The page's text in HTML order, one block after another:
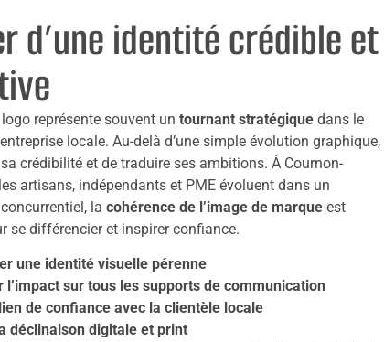
d’une identité crédible et
représente souvent un tournant stratégique dans le
locale. Au-delà d’une simple évolution graphique,
sa crédibilité et de traduire ses ambitions. À Cournon-
artisans, indépendants et PME évoluent dans un
la cohérence de l’image de marque est
se différencier et inspirer confiance.
une identité visuelle pérenne
l’impact sur tous les supports de communication
de confiance avec la clientèle locale
déclinaison digitale et print